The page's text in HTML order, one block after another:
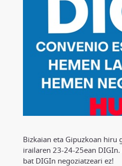
Bizkaian eta Gipuzkoan hiru
irailaren 23-24-25ean
bat DIGIn negoziatzeari ez!